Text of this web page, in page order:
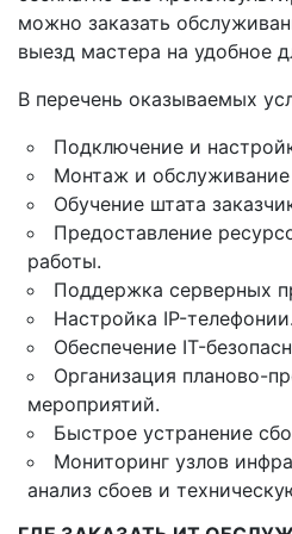
можно заказать
выезд мастера на удобное
В перечень оказываемых
Подключение и
Монтаж и обслуживание
Обучение штата
Предоставление
работы.
Поддержка серверных
Настройка IP-телефонии.
Обеспечение IT-
Организация планово-
мероприятий.
Быстрое устранение
Мониторинг узлов
анализ сбоев и